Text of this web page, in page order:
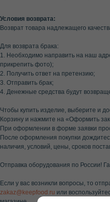
Условия возврата:
Возврат товара надлежащего
Для возврата брака:
1. Необходимо направить на наш
прикрепить фото);
2. Получить ответ на претензию;
3. Отправить брак;
4. Денежные средства будут
Чтобы купить изделие, выберите и
Корзину и нажмите на «Оформить
При оформлении в форме заявки
После оформления покупки
наличия, условий, цены, сроков
Отправка оборудования по России!
Если у вас возникли вопросы, то
zakaz@keepfood.ru или